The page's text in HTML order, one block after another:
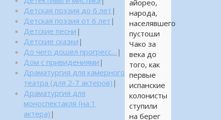
айорео,
народа,
населявшего
пустоши
Чако за
века до
того, как
первые
испанские
колонисты
ступили
на берег
Детская поэзия до 6 лет |
Детская поэзия от 6 лет |
Детские песни |
Детские сказки |
До чего дошел прогресс… |
Дом с привидениями |
Драматургия для камерного
театра (для 2-7 актеров) |
Драматургия для
моноспектакля (на 1
актера) |